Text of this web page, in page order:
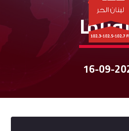
نشرات الأخبار
16-09-